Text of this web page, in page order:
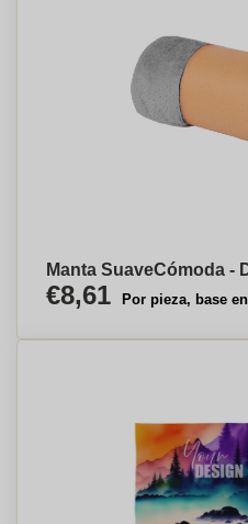
Manta SuaveCómoda -
€8,61 Por pieza, base